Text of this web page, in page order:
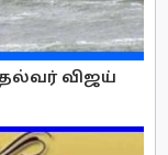
விஜய்